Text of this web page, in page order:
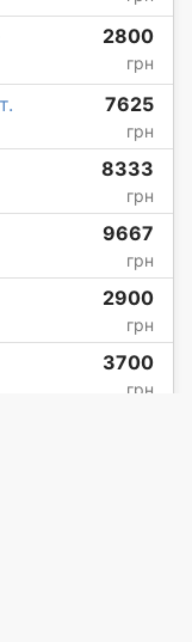
2800
грн
7625
грн
8333
грн
9667
грн
2900
грн
3700
грн